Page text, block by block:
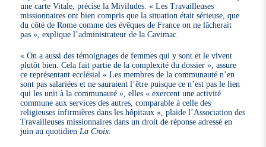
une carte Vitale, précise la Miviludes. « Les Travailleuses
missionnaires ont bien compris que la situation était sérieuse, que
du côté de Rome comme des évêques de France on ne lâcherait
pas », explique l’administrateur de la Cavimac.
« On a aussi des témoignages de femmes qui y sont et le vivent
plutôt bien. Cela fait partie de la complexité du dossier », assure
ce représentant ecclésial.« Les membres de la communauté n’en
sont pas salariées et ne sauraient l’être puisque ce n’est pas le lien
qui les unit à la communauté », elles « exercent une activité
commune aux services des autres, comparable à celle des
religieuses infirmières dans les hôpitaux », plaide l’Association des
Travailleuses missionnaires dans un droit de réponse adressé en
juin au quotidienLa Croix.